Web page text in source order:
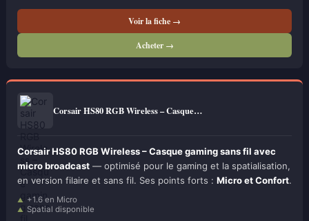
Voir la fiche →
Acheter →
Corsair HS80 RGB Wireless – Casque…
Corsair HS80 RGB Wireless – Casque gaming sans fil avec
micro broadcast — optimisé pour le gaming et la spatialisation,
en version filaire et sans fil. Ses points forts : Micro et Confort.
+1.6 en Micro
Spatial disponible